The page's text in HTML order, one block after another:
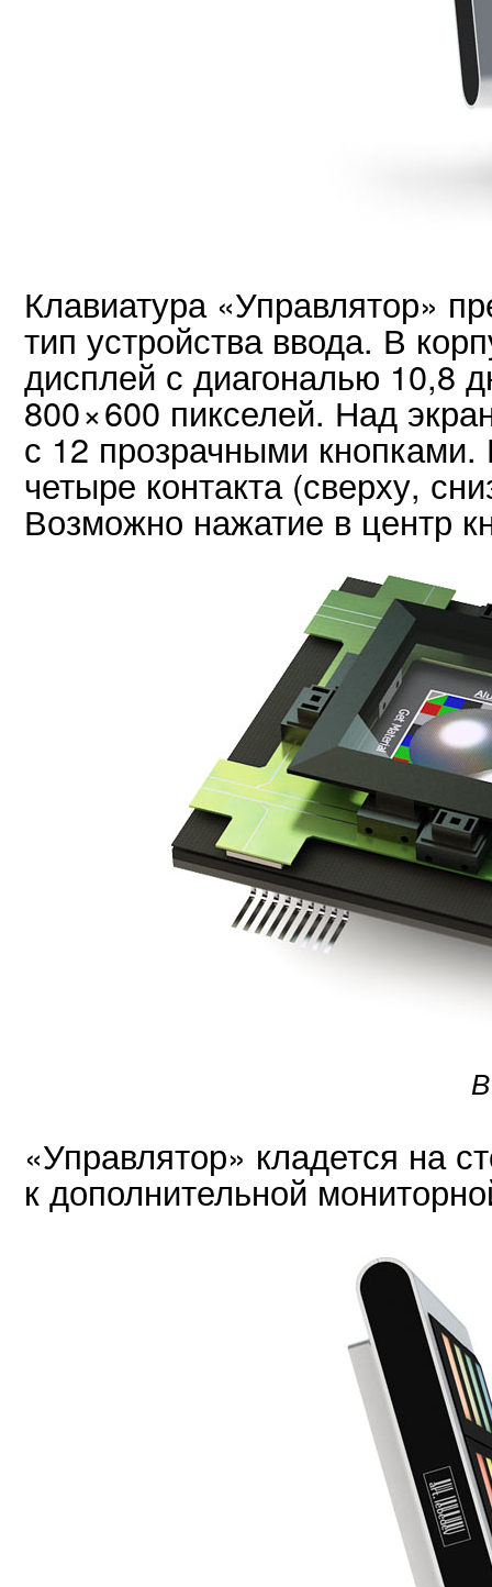
Клавиатура «Управлятор»
тип устройства ввода. В
дисплей с диагональю 10,8
800×600 пикселей. Над
с 12 прозрачными
четыре контакта (сверху,
Возможно нажатие в центр
«Управлятор» кладется на
к дополнительной